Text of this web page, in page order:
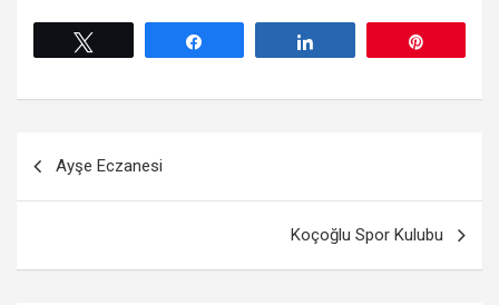
gezinmesi
Ayşe Eczanesi
Koçoğlu Spor Kulubu